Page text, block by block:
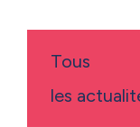
Tous
les